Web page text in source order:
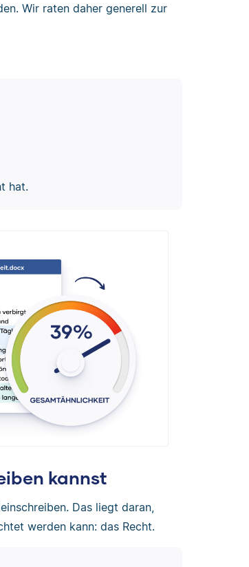
Wir raten daher generell zur
hat.
kannst
Das liegt daran,
werden kann: das Recht.